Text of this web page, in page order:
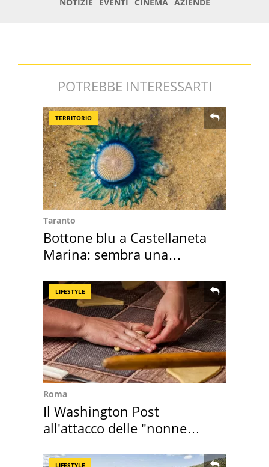
POTREBBE INTERESSARTI
TERRITORIO
Taranto
Bottone blu a Castellaneta
Marina: sembra una
LIFESTYLE
Roma
Il Washington Post
all'attacco delle "nonne
LIFESTYLE